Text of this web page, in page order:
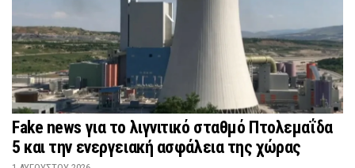
Fake news για το λιγνιτικό σταθμό Πτολεμαΐδα
5 και την ενεργειακή ασφάλεια της χώρας